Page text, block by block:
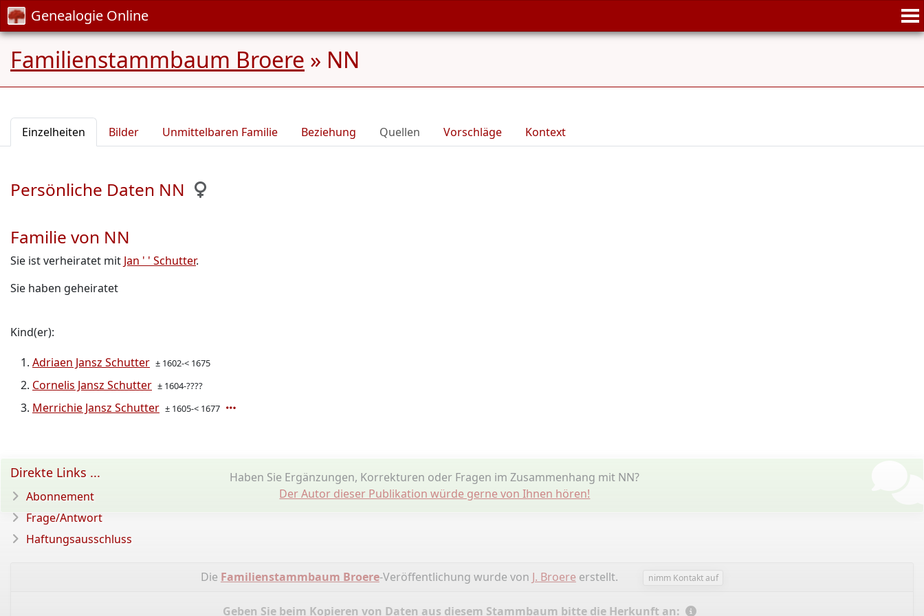
Genealogie Online
Familienstammbaum Broere » NN
Einzelheiten Bilder Unmittelbaren Familie Beziehung Quellen Vorschläge Kontext
Persönliche Daten NN
Familie von NN
Sie ist verheiratet mit Jan ' ' Schutter.
Sie haben geheiratet
Kind(er):
Adriaen Jansz Schutter ± 1602-< 1675
Cornelis Jansz Schutter ± 1604-????
Merrichie Jansz Schutter ± 1605-< 1677
Haben Sie Ergänzungen, Korrekturen oder Fragen im Zusammenhang mit NN?
Der Autor dieser Publikation würde gerne von Ihnen hören!
Die Familienstammbaum Broere-Veröffentlichung wurde von J. Broere erstellt. nimm Kontakt auf
Geben Sie beim Kopieren von Daten aus diesem Stammbaum bitte die Herkunft an:
Direkte Links ...
Abonnement
Frage/Antwort
Haftungsausschluss